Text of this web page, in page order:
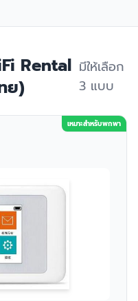
Rental
ย)
มีให้เลือก
3 แบบ
เหมาะสำหรับพกพา